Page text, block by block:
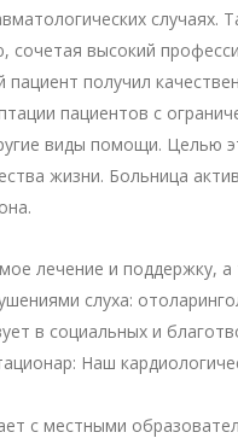
высокий
получил
пациентов с
виды помощи. Целью
жизни. Больница
лечение и поддержку,
слуха:
в социальных и
Наш
с местными